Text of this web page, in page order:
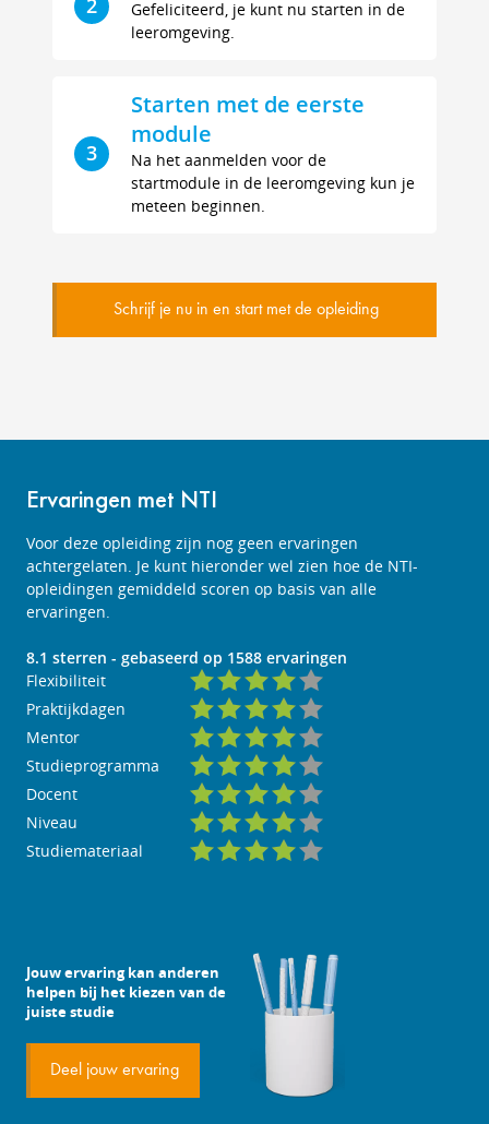
2
Gefeliciteerd, je kunt nu starten in de
leeromgeving.
3
Starten met de eerste
module
Na het aanmelden voor de
startmodule in de leeromgeving kun je
meteen beginnen.
Schrijf je nu in en start met de opleiding
Ervaringen met NTI
Voor deze opleiding zijn nog geen ervaringen
achtergelaten. Je kunt hieronder wel zien hoe de NTI-
opleidingen gemiddeld scoren op basis van alle
ervaringen.
8.1 sterren - gebaseerd op 1588 ervaringen
Flexibiliteit
Praktijkdagen
Mentor
Studieprogramma
Docent
Niveau
Studiemateriaal
Jouw ervaring kan anderen
helpen bij het kiezen van de
juiste studie
Deel jouw ervaring